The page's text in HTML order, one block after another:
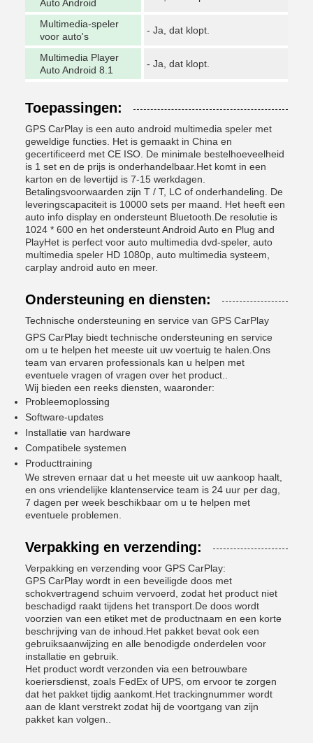
Auto Android
Multimedia-speler
voor auto's
- Ja, dat klopt.
Multimedia Player
Auto Android 8.1
- Ja, dat klopt.
Toepassingen:
GPS CarPlay is een auto android multimedia speler met
geweldige functies. Het is gemaakt in China en
gecertificeerd met CE ISO. De minimale bestelhoeveelheid
is 1 set en de prijs is onderhandelbaar.Het komt in een
karton en de levertijd is 7-15 werkdagen.
Betalingsvoorwaarden zijn T / T, LC of onderhandeling. De
leveringscapaciteit is 10000 sets per maand. Het heeft een
auto info display en ondersteunt Bluetooth.De resolutie is
1024 * 600 en het ondersteunt Android Auto en Plug and
PlayHet is perfect voor auto multimedia dvd-speler, auto
multimedia speler HD 1080p, auto multimedia systeem,
carplay android auto en meer.
Ondersteuning en diensten:
Technische ondersteuning en service van GPS CarPlay
GPS CarPlay biedt technische ondersteuning en service
om u te helpen het meeste uit uw voertuig te halen.Ons
team van ervaren professionals kan u helpen met
eventuele vragen of vragen over het product..
Wij bieden een reeks diensten, waaronder:
Probleemoplossing
Software-updates
Installatie van hardware
Compatibele systemen
Producttraining
We streven ernaar dat u het meeste uit uw aankoop haalt,
en ons vriendelijke klantenservice team is 24 uur per dag,
7 dagen per week beschikbaar om u te helpen met
eventuele problemen.
Verpakking en verzending:
Verpakking en verzending voor GPS CarPlay:
GPS CarPlay wordt in een beveiligde doos met
schokvertragend schuim vervoerd, zodat het product niet
beschadigd raakt tijdens het transport.De doos wordt
voorzien van een etiket met de productnaam en een korte
beschrijving van de inhoud.Het pakket bevat ook een
gebruiksaanwijzing en alle benodigde onderdelen voor
installatie en gebruik.
Het product wordt verzonden via een betrouwbare
koeriersdienst, zoals FedEx of UPS, om ervoor te zorgen
dat het pakket tijdig aankomt.Het trackingnummer wordt
aan de klant verstrekt zodat hij de voortgang van zijn
pakket kan volgen..